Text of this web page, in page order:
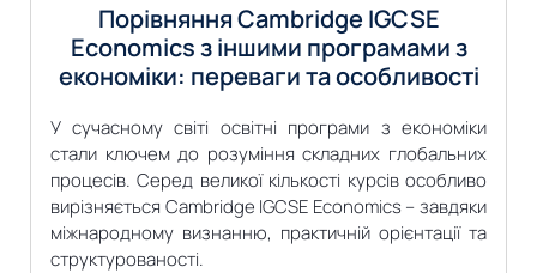
Порівняння Cambridge IGCSE
Economics з іншими програмами з
економіки: переваги та особливості
У сучасному світі освітні програми з економіки
стали ключем до розуміння складних глобальних
процесів. Серед великої кількості курсів особливо
вирізняється Cambridge IGCSE Economics – завдяки
міжнародному визнанню, практичній орієнтації та
структурованості.